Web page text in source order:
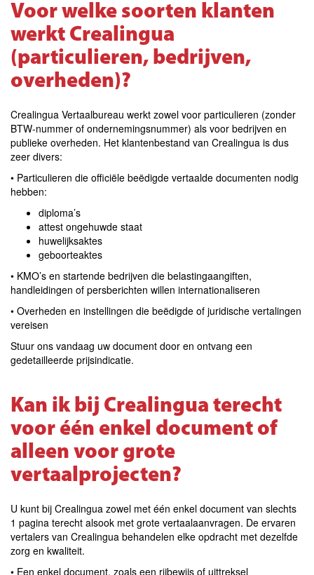
Voor welke soorten klanten
werkt Crealingua
(particulieren, bedrijven,
overheden)?
Crealingua Vertaalbureau werkt zowel voor particulieren (zonder
BTW-nummer of ondernemingsnummer) als voor bedrijven en
publieke overheden. Het klantenbestand van Crealingua is dus
zeer divers:
• Particulieren die officiële beëdigde vertaalde documenten nodig
hebben:
diploma’s
attest ongehuwde staat
huwelijksaktes
geboorteaktes
• KMO’s en startende bedrijven die belastingaangiften,
handleidingen of persberichten willen internationaliseren
• Overheden en instellingen die beëdigde of juridische vertalingen
vereisen
Stuur ons vandaag uw document door en ontvang een
gedetailleerde prijsindicatie.
Kan ik bij Crealingua terecht
voor één enkel document of
alleen voor grote
vertaalprojecten?
U kunt bij Crealingua zowel met één enkel document van slechts
1 pagina terecht alsook met grote vertaalaanvragen. De ervaren
vertalers van Crealingua behandelen elke opdracht met dezelfde
zorg en kwaliteit.
• Een enkel document, zoals een rijbewijs of uittreksel